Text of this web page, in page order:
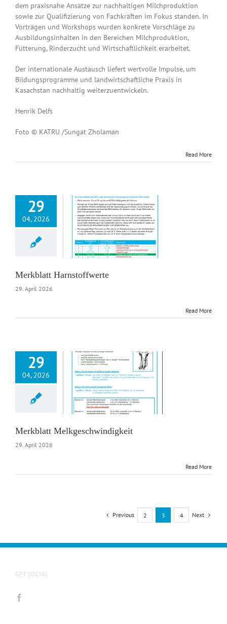
dem praxisnahe Ansätze zur nachhaltigen Milchproduktion
sowie zur Qualifizierung von Fachkräften im Fokus standen. In
Vorträgen und Workshops wurden konkrete Vorschläge zu
Ausbildungsinhalten in den Bereichen Milchproduktion,
Fütterung, Rinderzucht und Wirtschaftlichkeit erarbeitet.
Der internationale Austausch liefert wertvolle Impulse, um
Bildungsprogramme und landwirtschaftliche Praxis in
Kasachstan nachhaltig weiterzuentwickeln.
Henrik Delfs
Foto © KATRU /Sungat Zholaman
Read More
29
04, 2026
Harnstoffwerte
Merkblätter
Merkblatt Harnstoffwerte
29. April 2026
Read More
29
04, 2026
Tiergesundheit
Merkblatt Melkgeschwindigkeit
29. April 2026
Read More
Previous 2 3 4 Next
GET SOCIAL